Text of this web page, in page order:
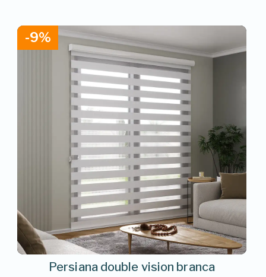
-9%
Persiana double vision branca